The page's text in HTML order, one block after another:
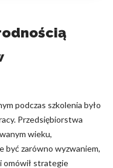
podczas szkolenia było
Przedsiębiorstwa
wieku,
być zarówno wyzwaniem,
omówił strategie